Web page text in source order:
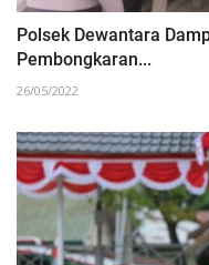
Polsek Dewantara
Pembongkaran...
26/05/2022